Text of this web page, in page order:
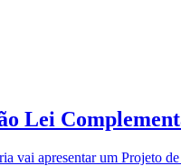
Lei
vai apresentar um Projeto